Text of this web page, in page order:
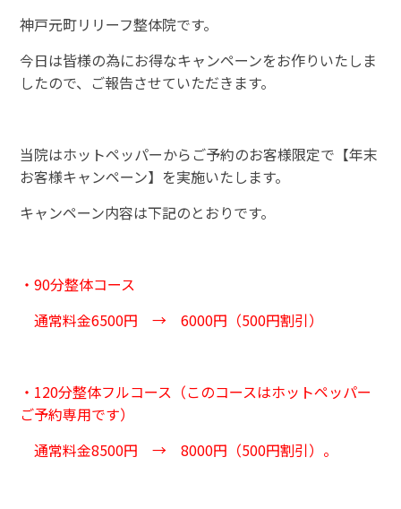
神戸元町リリーフ整体院です。
今日は皆様の為にお得なキャンペーンをお作りいたしま
したので、ご報告させていただきます。
当院はホットペッパーからご予約のお客様限定で【年末
お客様キャンペーン】を実施いたします。
キャンペーン内容は下記のとおりです。
・90分整体コース
通常料金6500円 → 6000円（500円割引）
・120分整体フルコース（このコースはホットペッパー
ご予約専用です）
通常料金8500円 → 8000円（500円割引）。